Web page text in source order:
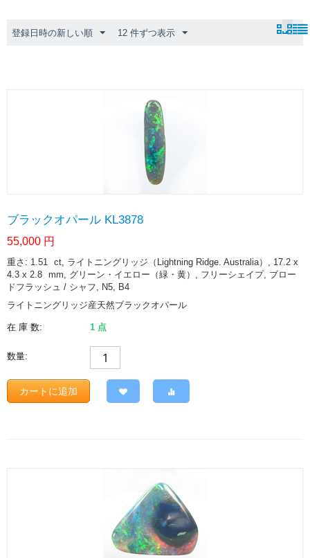
登録日時の新しい順 12 件ずつ表示
ブラックオパール KL3878
55,000 円
重さ: 1.51 ct, ライトニングリッジ（Lightning Ridge. Australia）, 17.2 x
4.3 x 2.8 mm, グリーン・イエロー（緑・黄）, フリーシェイプ, ブロー
ドフラッシュ / シャフ, N5, B4
ライトニングリッジ産天然ブラックオパール
在 庫 数: 1 点
数量:
カートに追加